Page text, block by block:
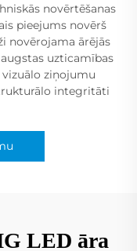
novērtēšanas
pieejums novērš
novērojama ārējās
uzticamības
ziņojumu
integritāti
LED āra